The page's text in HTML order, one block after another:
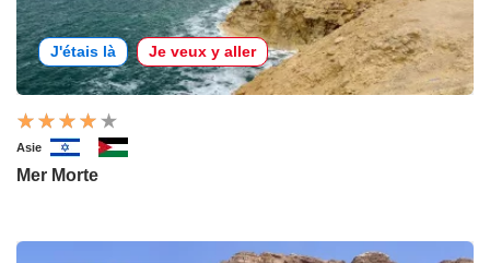
J'étais là Je veux y aller
Asie
Mer Morte